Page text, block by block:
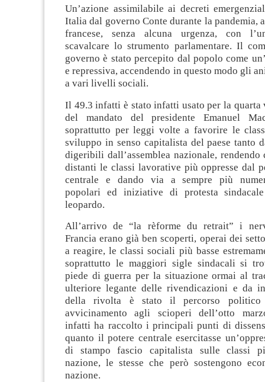
Un’azione assimilabile ai decreti
Italia dal governo Conte durante la pandemia,
francese, senza alcuna urgenza, con
scavalcare lo strumento parlamentare. Il
governo è stato percepito dal popolo come
e repressiva, accendendo in questo modo gli
a vari livelli sociali.
Il 49.3 infatti è stato infatti usato per la
del mandato del presidente Emanuel
soprattutto per leggi volte a favorire le
sviluppo in senso capitalista del paese tanto
digeribili dall’assemblea nazionale, rendendo
distanti le classi lavorative più oppresse dal
centrale e dando via a sempre più
popolari ed iniziative di protesta
leopardo.
All’arrivo de “la rèforme du retrait” i
Francia erano già ben scoperti, operai dei
a reagire, le classi sociali più basse
soprattutto le maggiori sigle sindacali si
piede di guerra per la situazione ormai al
ulteriore legante delle rivendicazioni e da
della rivolta è stato il percorso politico
avvicinamento agli scioperi dell’otto
infatti ha raccolto i principali punti di
quanto il potere centrale esercitasse
di stampo fascio capitalista sulle classi
nazione, le stesse che però sostengono
nazione.